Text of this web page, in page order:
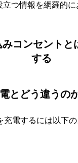
つ情報を網羅的に
コンセントと
する
とどう違うの
充電するには以下